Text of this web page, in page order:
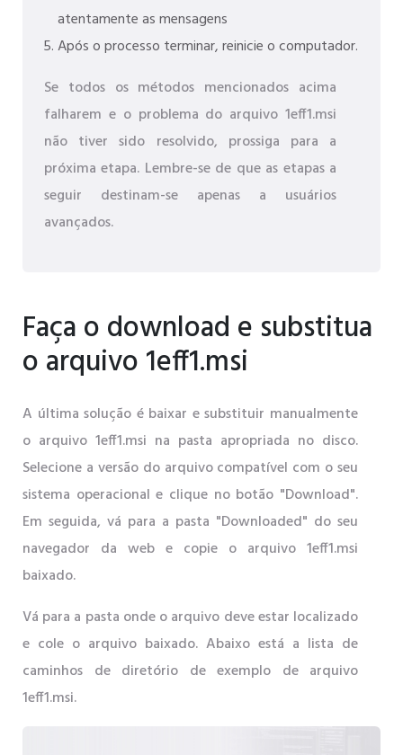
atentamente as mensagens
Após o processo terminar, reinicie o computador.
Se todos os métodos mencionados acima
falharem e o problema do arquivo 1eff1.msi
não tiver sido resolvido, prossiga para a
próxima etapa. Lembre-se de que as etapas a
seguir destinam-se apenas a usuários
avançados.
Faça o download e substitua
o arquivo 1eff1.msi
A última solução é baixar e substituir manualmente
o arquivo 1eff1.msi na pasta apropriada no disco.
Selecione a versão do arquivo compatível com o seu
sistema operacional e clique no botão "Download".
Em seguida, vá para a pasta "Downloaded" do seu
navegador da web e copie o arquivo 1eff1.msi
baixado.
Vá para a pasta onde o arquivo deve estar localizado
e cole o arquivo baixado. Abaixo está a lista de
caminhos de diretório de exemplo de arquivo
1eff1.msi.